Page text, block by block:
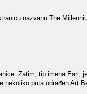
nazvanu The
Zatim, tip imena Earl,
puta odrađen Art